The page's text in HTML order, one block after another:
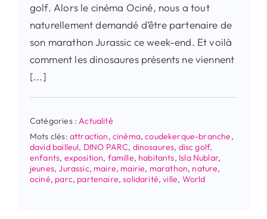
golf. Alors le cinéma Ociné, nous a tout
naturellement demandé d’être partenaire de
son marathon Jurassic ce week-end. Et voilà
comment les dinosaures présents ne viennent
[...]
Catégories : Actualité
Mots clés: attraction, cinéma,coudekerque-branche,
david bailleul, DINO PARC, dinosaures, disc golf,
enfants, exposition, famille, habitants, Isla Nublar,
jeunes,Jurassic, maire, mairie, marathon, nature,
ociné, parc, partenaire,solidarité,ville, World